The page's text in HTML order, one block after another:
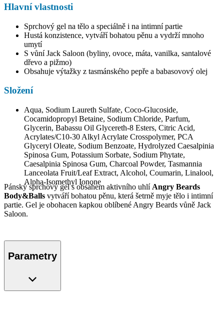
Hlavní vlastnosti
Sprchový gel na tělo a speciálně i na intimní partie
Hustá konzistence, vytváří bohatou pěnu a vydrží mnoho
umytí
S vůní Jack Saloon (byliny, ovoce, máta, vanilka, santalové
dřevo a pižmo)
Obsahuje výtažky z tasmánského pepře a babasovový olej
Složení
Aqua, Sodium Laureth Sulfate, Coco-Glucoside,
Cocamidopropyl Betaine, Sodium Chloride, Parfum,
Glycerin, Babassu Oil Glycereth-8 Esters, Citric Acid,
Acrylates/C10-30 Alkyl Acrylate Crosspolymer, PCA
Glyceryl Oleate, Sodium Benzoate, Hydrolyzed Caesalpinia
Spinosa Gum, Potassium Sorbate, Sodium Phytate,
Caesalpinia Spinosa Gum, Charcoal Powder, Tasmannia
Lanceolata Fruit/Leaf Extract, Alcohol, Coumarin, Linalool,
Alpha-Isomethyl Ionone
Pánský sprchový gel s obsahem aktivního uhlí Angry Beards
Body&Balls vytváří bohatou pěnu, která šetrně myje tělo i intimní
partie. Gel je obohacen kapkou oblíbené Angry Beards vůně Jack
Saloon.
Parametry